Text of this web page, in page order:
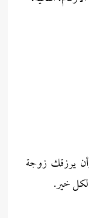
يرزقك زوجة
خير.